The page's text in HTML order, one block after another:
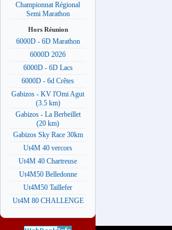
Championnat Régional
Semi Marathon
Hors Réunion
6000D - 6D Marathon
6000D 2026
6000D - 6D Lacs
6000D - 6d Crêtes
Gabizos - KV l'Omi Agut
(3.5 km)
Gabizos - La Berbeillet
(20 km)
Gabizos Sky Race 30km
Ut4M 40 vercors
Ut4M 40 Chartreuse
Ut4M50 Belledonne
Ut4M50 Taillefer
Ut4M 80 CHALLENGE